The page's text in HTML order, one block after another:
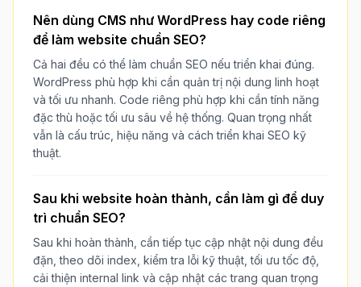
Nên dùng CMS như WordPress hay code riêng
để làm website chuẩn SEO?
Cả hai đều có thể làm chuẩn SEO nếu triển khai đúng.
WordPress phù hợp khi cần quản trị nội dung linh hoạt
và tối ưu nhanh. Code riêng phù hợp khi cần tính năng
đặc thù hoặc tối ưu sâu về hệ thống. Quan trọng nhất
vẫn là cấu trúc, hiệu năng và cách triển khai SEO kỹ
thuật.
Sau khi website hoàn thành, cần làm gì để duy
trì chuẩn SEO?
Sau khi hoàn thành, cần tiếp tục cập nhật nội dung đều
đặn, theo dõi index, kiểm tra lỗi kỹ thuật, tối ưu tốc độ,
cải thiện internal link và cập nhật các trang quan trọng